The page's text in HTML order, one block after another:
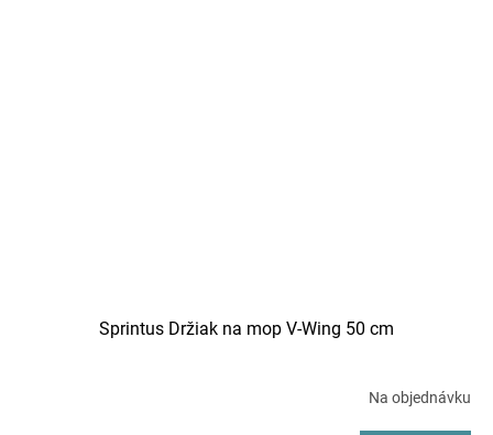
Sprintus Držiak na mop V-Wing 50 cm
Na objednávku